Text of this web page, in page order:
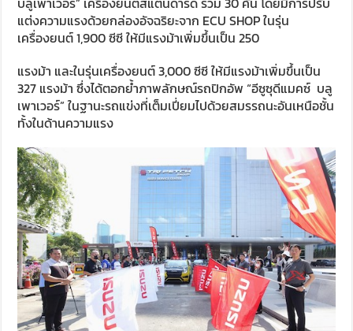
แต่งความแรงด้วยกล่องอัจฉริยะจาก ECU SHOP ในรุ่น
เครื่องยนต์ 1,900 ซีซี ให้มีแรงม้าเพิ่มขึ้นเป็น 250
แรงม้า และในรุ่นเครื่องยนต์ 3,000 ซีซี ให้มีแรงม้าเพิ่มขึ้นเป็น
327 แรงม้า ซึ่งได้ตอกย้ำภาพลักษณ์รถปิกอัพ “อีซูซุดีแมคซ์ บลู
เพาเวอร์” ในฐานะรถแข่งที่เต็มเปี่ยมไปด้วยสมรรถนะอันเหนือชั้น
ทั้งในด้านความแรง